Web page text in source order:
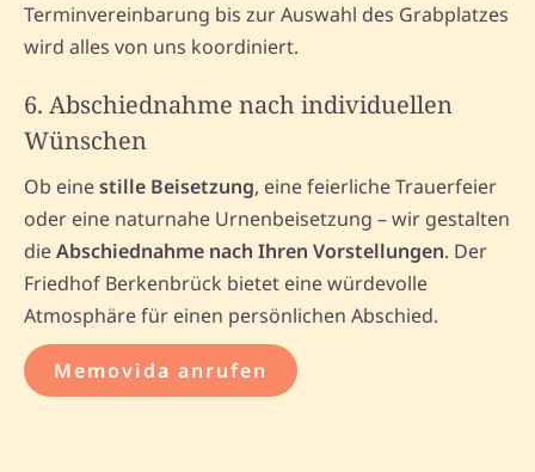
Terminvereinbarung bis zur Auswahl des Grabplatzes
wird alles von uns koordiniert.
6. Abschiednahme nach individuellen
Wünschen
Ob einestille Beisetzung, eine feierliche Trauerfeier
oder eine naturnahe Urnenbeisetzung – wir gestalten
dieAbschiednahme nach Ihren Vorstellungen. Der
Friedhof Berkenbrück bietet eine würdevolle
Atmosphäre für einen persönlichen Abschied.
Memovida anrufen